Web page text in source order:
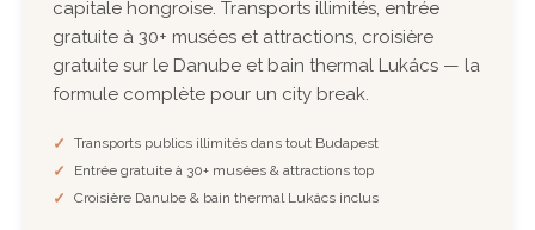
capitale hongroise. Transports illimités, entrée
gratuite à 30+ musées et attractions, croisière
gratuite sur le Danube et bain thermal Lukács — la
formule complète pour un city break.
Transports publics illimités dans tout Budapest
Entrée gratuite à 30+ musées & attractions top
Croisière Danube & bain thermal Lukács inclus